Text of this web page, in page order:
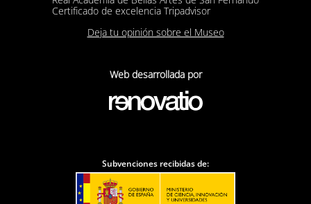
Certificado de excelencia Tripadvisor
Deja tu opinión sobre el Museo
Web desarrollada por
Subvenciones recibidas de: